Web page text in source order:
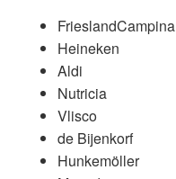
FrieslandCampina
Heineken
Aldi
Nutricia
Vlisco
de Bijenkorf
Hunkemöller